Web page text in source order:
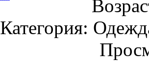
Категория: